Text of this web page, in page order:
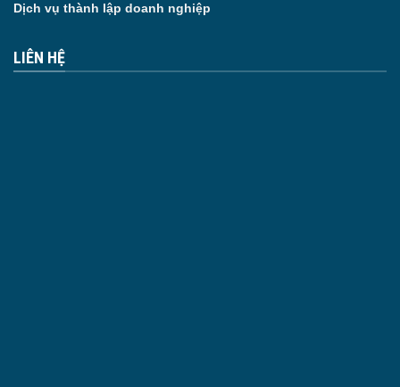
Dịch vụ thành lập doanh nghiệp
LIÊN HỆ